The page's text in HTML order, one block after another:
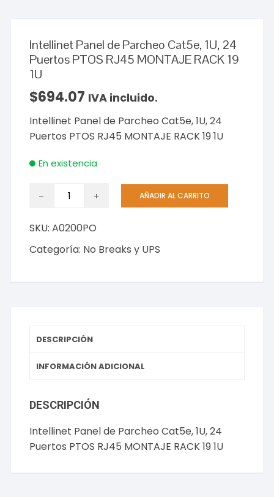
Intellinet Panel de Parcheo Cat5e, 1U, 24
Puertos PTOS RJ45 MONTAJE RACK 19
1U
$694.07 IVA incluido.
Intellinet Panel de Parcheo Cat5e, 1U, 24
Puertos PTOS RJ45 MONTAJE RACK 19 1U
En existencia
Intellinet
Parcheo
Cat5e,
MONTAJE
19
cantidad
AÑADIR AL CARRITO
SKU:A0200PO
Categoría: No Breaks y UPS
DESCRIPCIÓN
INFORMACIÓN ADICIONAL
DESCRIPCIÓN
Intellinet Panel de Parcheo Cat5e, 1U, 24
Puertos PTOS RJ45 MONTAJE RACK 19 1U